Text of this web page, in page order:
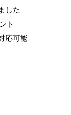
した
ト
応可能